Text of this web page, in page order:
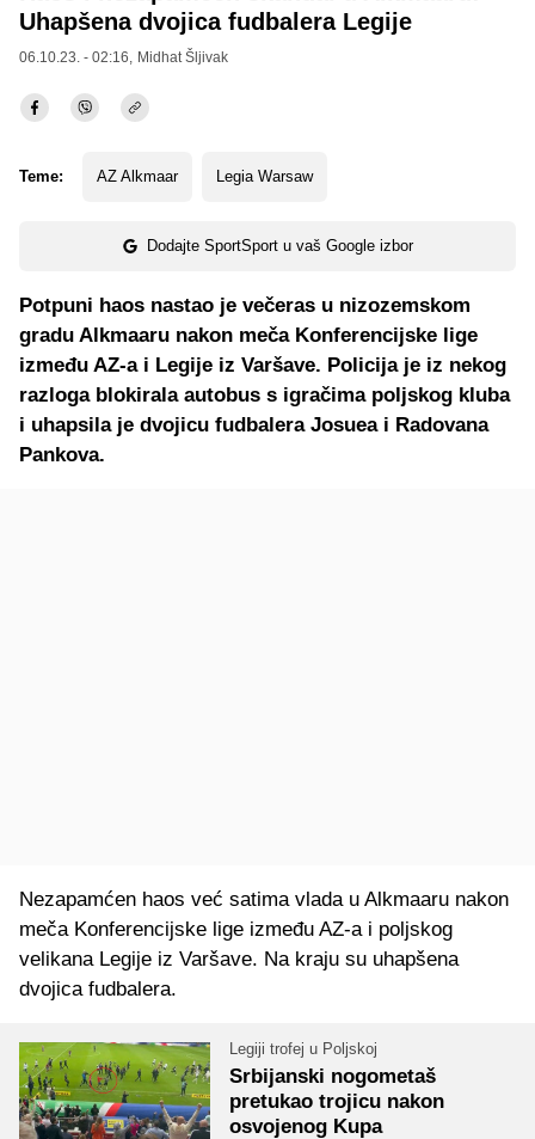
Uhapšena dvojica fudbalera Legije
06.10.23. - 02:16, Midhat Šljivak
Teme: AZ Alkmaar Legia Warsaw
Dodajte SportSport u vaš Google izbor
Potpuni haos nastao je večeras u nizozemskom
gradu Alkmaaru nakon meča Konferencijske lige
između AZ-a i Legije iz Varšave. Policija je iz nekog
razloga blokirala autobus s igračima poljskog kluba
i uhapsila je dvojicu fudbalera Josuea i Radovana
Pankova.
Nezapamćen haos već satima vlada u Alkmaaru nakon
meča Konferencijske lige između AZ-a i poljskog
velikana Legije iz Varšave. Na kraju su uhapšena
dvojica fudbalera.
Legiji trofej u Poljskoj
Srbijanski nogometaš
pretukao trojicu nakon
osvojenog Kupa